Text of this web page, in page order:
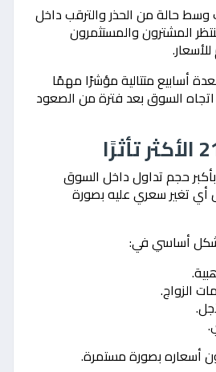
حالة من الحذر والترقب داخل
المشترون والمستثمرون
أسابيع متتالية مؤشرًا مهمًا
السوق بعد فترة من الصعود
يحظى الذهب عيار 21 بأكبر حجم تداول داخل السوق
أي تغير سعري عليه بصورة
أساسي في:
الزواج.
أسعاره بصورة مستمرة.